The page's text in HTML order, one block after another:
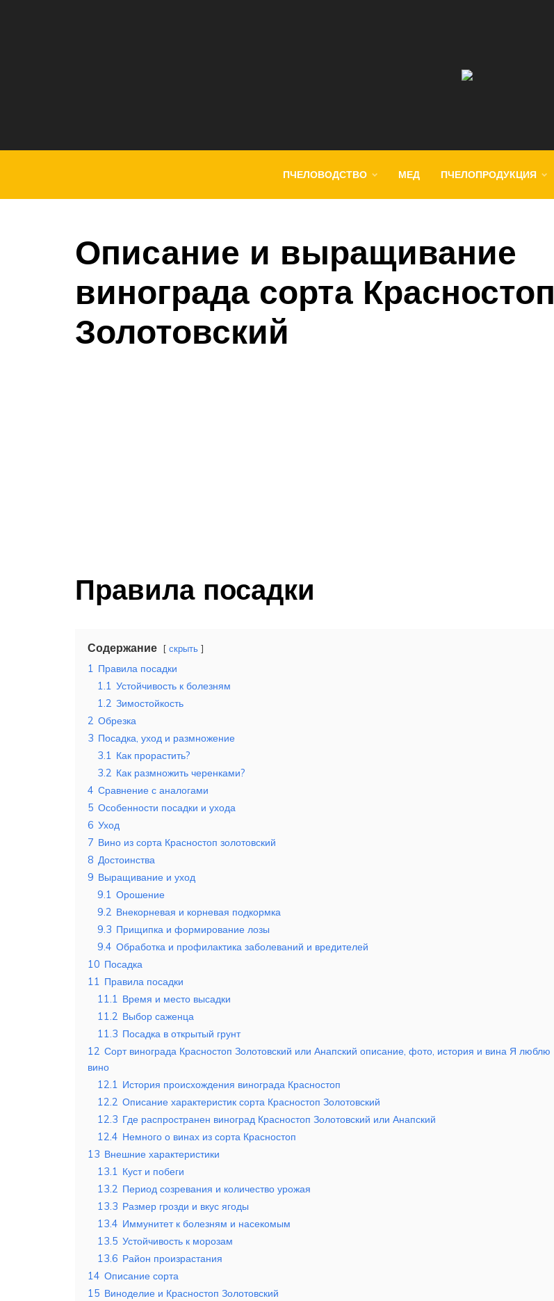
ПЧЕЛОВОДСТВО МЕД ПЧЕЛОПРОДУКЦИЯ
Описание и выращивание
винограда сорта Красностоп
Золотовский
Правила посадки
Содержание скрыть
1 Правила посадки
1.1 Устойчивость к болезням
1.2 Зимостойкость
2 Обрезка
3 Посадка, уход и размножение
3.1 Как прорастить?
3.2 Как размножить черенками?
4 Сравнение с аналогами
5 Особенности посадки и ухода
6 Уход
7 Вино из сорта Красностоп золотовский
8 Достоинства
9 Выращивание и уход
9.1 Орошение
9.2 Внекорневая и корневая подкормка
9.3 Прищипка и формирование лозы
9.4 Обработка и профилактика заболеваний и вредителей
10 Посадка
11 Правила посадки
11.1 Время и место высадки
11.2 Выбор саженца
11.3 Посадка в открытый грунт
12 Сорт винограда Красностоп Золотовский или Анапский описание, фото, история и вина Я люблю
вино
12.1 История происхождения винограда Красностоп
12.2 Описание характеристик сорта Красностоп Золотовский
12.3 Где распространен виноград Красностоп Золотовский или Анапский
12.4 Немного о винах из сорта Красностоп
13 Внешние характеристики
13.1 Куст и побеги
13.2 Период созревания и количество урожая
13.3 Размер грозди и вкус ягоды
13.4 Иммунитет к болезням и насекомым
13.5 Устойчивость к морозам
13.6 Район произрастания
14 Описание сорта
15 Виноделие и Красностоп Золотовский